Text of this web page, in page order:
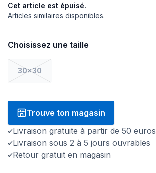
Cet article est épuisé.
Articles similaires disponibles.
Choisissez une taille
30x30
Trouve ton magasin
Livraison gratuite à partir de 50 euros
Livraison sous 2 à 5 jours ouvrables
Retour gratuit en magasin